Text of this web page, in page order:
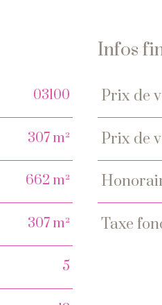
03100
307 m²
662 m²
307 m²
5
Infos
prix de
prix de
taxe